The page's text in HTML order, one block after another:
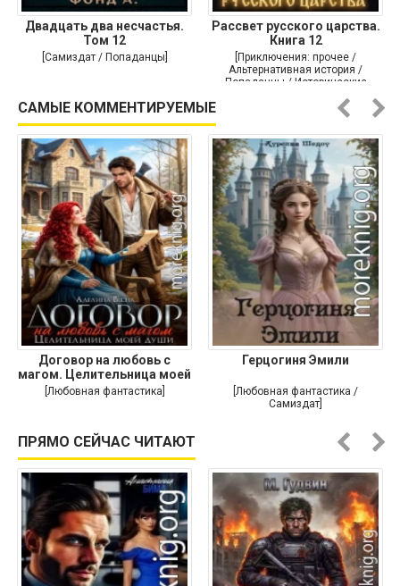
Двадцать два несчастья.
Том 12
[Самиздат / Попаданцы]
Рассвет русского царства.
Книга 12
[Приключения: прочее /
Альтернативная история /
Попаданцы / Исторические
САМЫЕ КОММЕНТИРУЕМЫЕ
Договор на любовь с
магом. Целительница моей
души
[Любовная фантастика]
Герцогиня Эмили
[Любовная фантастика /
Самиздат]
ПРЯМО СЕЙЧАС ЧИТАЮТ